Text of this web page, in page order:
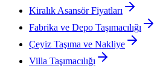
Kiralık Asansör Fiyatları
Fabrika ve Depo Taşımacılığı
Çeyiz Taşıma ve Nakliye
Villa Taşımacılığı